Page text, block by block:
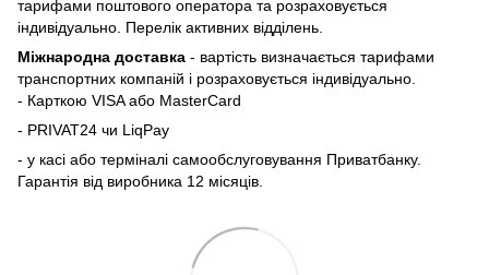
тарифами поштового оператора та розраховується
індивідуально. Перелік активних відділень.
Міжнародна доставка - вартість визначається тарифами
транспортних компаній і розраховується індивідуально.
- Карткою VISA або MasterCard
- PRIVAT24 чи LiqPay
- у касі або терміналі самообслуговування Приватбанку.
Гарантія від виробника 12 місяців.